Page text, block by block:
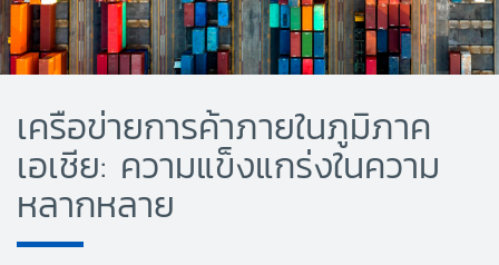
เครือข่ายการค้าภายในภูมิภาค
เอเชีย: ความแข็งแกร่งในความ
หลากหลาย